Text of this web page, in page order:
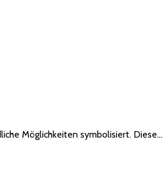
Möglichkeiten symbolisiert. Diese…